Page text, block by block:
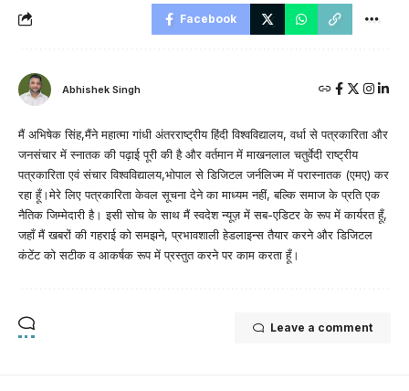
Facebook
Abhishek Singh
मैं अभिषेक सिंह,मैंने महात्मा गांधी अंतरराष्ट्रीय हिंदी विश्वविद्यालय, वर्धा से पत्रकारिता और
जनसंचार में स्नातक की पढ़ाई पूरी की है और वर्तमान में माखनलाल चतुर्वेदी राष्ट्रीय
पत्रकारिता एवं संचार विश्वविद्यालय,भोपाल से डिजिटल जर्नलिज्म में परास्नातक (एमए) कर
रहा हूँ।मेरे लिए पत्रकारिता केवल सूचना देने का माध्यम नहीं, बल्कि समाज के प्रति एक
नैतिक जिम्मेदारी है। इसी सोच के साथ मैं स्वदेश न्यूज़ में सब-एडिटर के रूप में कार्यरत हूँ,
जहाँ मैं खबरों की गहराई को समझने, प्रभावशाली हेडलाइन्स तैयार करने और डिजिटल
कंटेंट को सटीक व आकर्षक रूप में प्रस्तुत करने पर काम करता हूँ।
Leave a comment